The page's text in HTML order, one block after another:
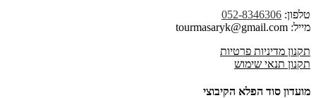
טלפון: 052-8346306
מייל: tourmasaryk@gmail.com
תקנון מדיניות פרטיות
תקנון תנאי שימוש
מועדון סוד הפלא הקיבוצי